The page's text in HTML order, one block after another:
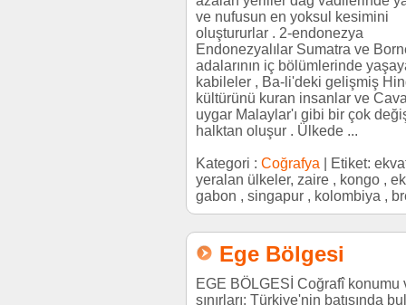
ve nufusun en yoksul kesimini
oluştururlar . 2-endonezya
Endonezyalılar Sumatra ve
adalarının iç bölümlerinde
kabileler , Ba-li'deki gelişmiş
kültürünü kuran insanlar ve
uygar Malaylar'ı gibi bir çok
halktan oluşur . Ülkede ...
Kategori : Coğrafya | Etiket:
yeralan ülkeler, zaire , kongo ,
gabon , singapur , kolombiya ,
Ege Bölgesi
EGE BÖLGESİ Coğrafî konumu
sınırları: Türkiye'nin batısında